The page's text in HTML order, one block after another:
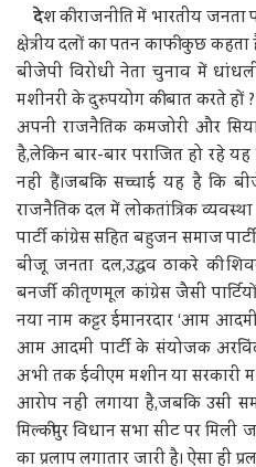
देश की राजनीति में भारतीय जनता
क्षेत्रीय दलों का पतन काफी कुछ
बीजेपी विरोधी नेता चुनाव में
मशीनरी के दुरुपयोग की बात करते हों
अपनी राजनैतिक कमजोरी और
है,लेकिन बार-बार पराजित हो रहे
नहीं हैं।जबकि सच्चाई यह है कि
राजनैतिक दल में लोकतांत्रिक
पार्टी कांग्रेस सहित बहुजन समाज
बीजू जनता दल,उद्धव ठाकरे की
बनर्जी की तृणमूल कांग्रेस जैसी
नया नाम कट्टर ईमानरदार ‘आम
आम आदमी पार्टी के संयोजक
अभी तक ईवीएम मशीन या सरकारी
आरोप नहीं लगाया है,जबकि उसी
मिल्कीपुर विधान सभा सीट पर मिली
का प्रलाप लगातार जारी है। ऐसा ही